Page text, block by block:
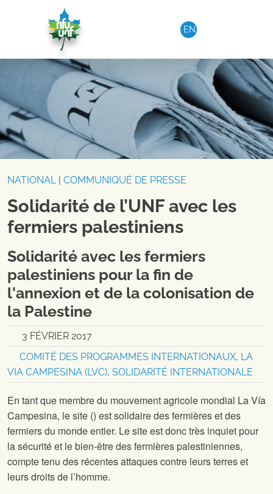
Aller au contenu
EN
NATIONAL| COMMUNIQUÉ DE PRESSE
Solidarité de l’UNF avec les
fermiers palestiniens
Solidarité avec les fermiers
palestiniens pour la fin de
l'annexion et de la colonisation de
la Palestine
3 FÉVRIER 2017
COMITÉ DES PROGRAMMES INTERNATIONAUX, LA
VIA CAMPESINA (LVC), SOLIDARITÉ INTERNATIONALE
En tant que membre du mouvement agricole mondial La Vía
Campesina, le site () est solidaire des fermières et des
fermiers du monde entier. Le siteest donc très inquiet pour
la sécurité et le bien-être des fermières palestiniennes,
compte tenu des récentes attaques contre leurs terres et
leurs droits de l’homme.